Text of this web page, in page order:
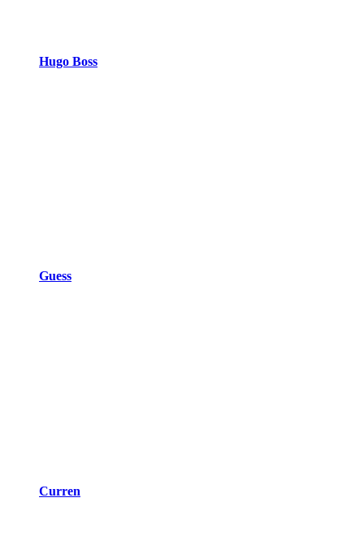
Hugo Boss
Guess
Curren